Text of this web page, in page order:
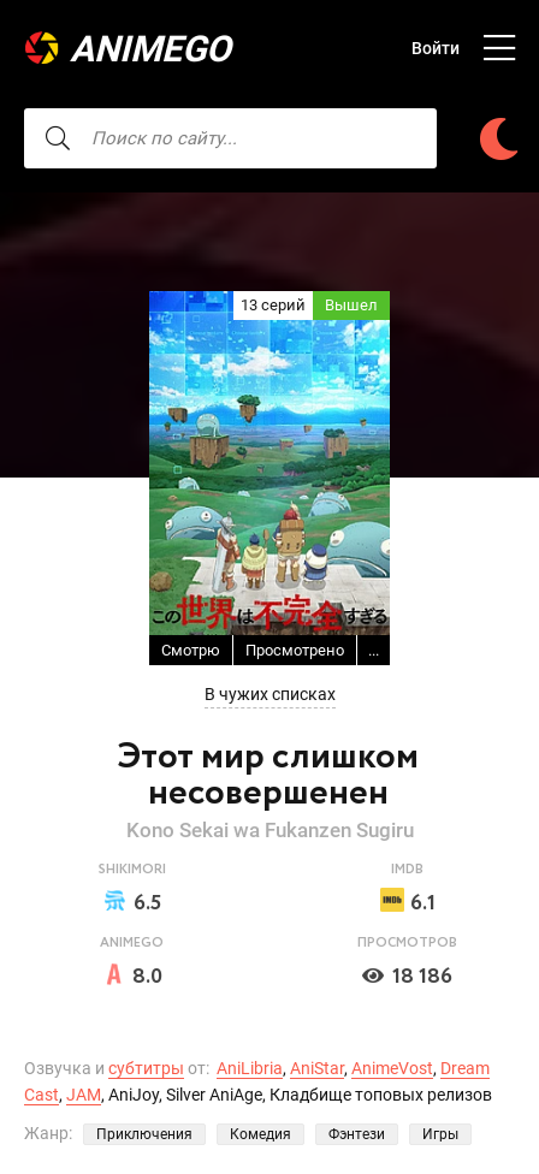
ANIMEGO Войти
Этот мир слишком
несовершенен
13 серий Вышел
Смотрю Просмотрено ...
В чужих списках
Kono Sekai wa Fukanzen Sugiru
SHIKIMORI
6.5
IMDB
6.1
ANIMEGO
8.0
ПРОСМОТРОВ
18 186
Озвучка и субтитры от: AniLibria, AniStar, AnimeVost, Dream
Cast, JAM, AniJoy, Silver AniAge, Кладбище топовых релизов
Жанр:
Приключения Комедия Фэнтези Игры